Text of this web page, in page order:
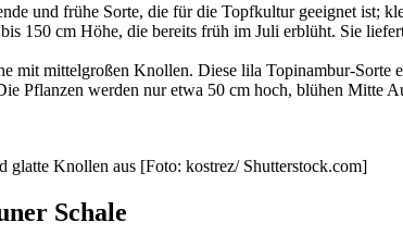
und frühe Sorte, die für die Topfkultur geeignet ist;
150 cm Höhe, die bereits früh im Juli erblüht. Sie
mit mittelgroßen Knollen. Diese lila Topinambur-Sorte
Pflanzen werden nur etwa 50 cm hoch, blühen Mitte
glatte Knollen aus [Foto: kostrez/ Shutterstock.com]
Schale